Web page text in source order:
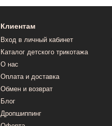
Клиентам
Вход в личный кабинет
Каталог детского трикотажа
О нас
Оплата и доставка
Обмен и возврат
Блог
Дропшиппинг